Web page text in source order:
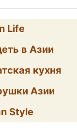
Life
в Азии
кухня
Азии
Style